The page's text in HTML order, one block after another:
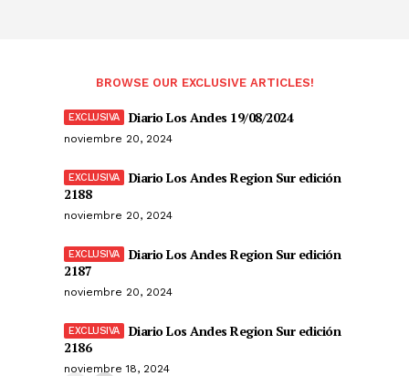
BROWSE OUR EXCLUSIVE ARTICLES!
Diario Los Andes 19/08/2024
noviembre 20, 2024
Diario Los Andes Region Sur edición
2188
noviembre 20, 2024
Diario Los Andes Region Sur edición
2187
noviembre 20, 2024
Diario Los Andes Region Sur edición
2186
noviembre 18, 2024